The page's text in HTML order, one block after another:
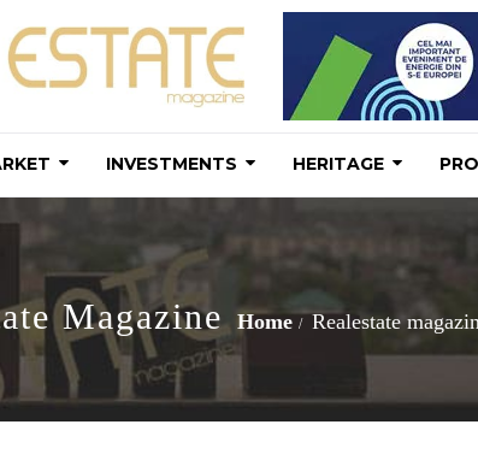
INVESTMENTS HERITAGE
Magazine Home Realestate